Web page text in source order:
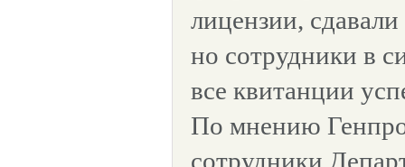
лицензии,
но сотрудники в
все квитанции
По мнению
сотрудники